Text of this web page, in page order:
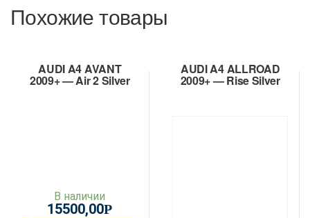
Похожие товары
AUDI A4 AVANT
2009+ — Air 2 Silver
В наличии
15500,00Р
AUDI A4 ALLROAD
2009+ — Rise Silver